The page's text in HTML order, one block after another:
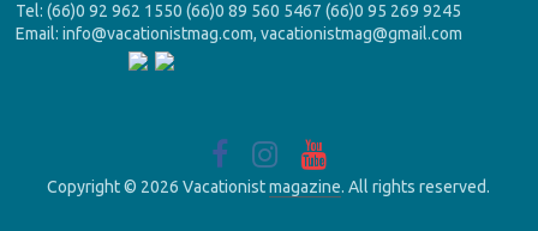
Tel: (66)0 92 962 1550 (66)0 89 560 5467 (66)0 95 269 9245
Email: info@vacationistmag.com, vacationistmag@gmail.com
Copyright © 2026 Vacationistmagazine. All rights reserved.